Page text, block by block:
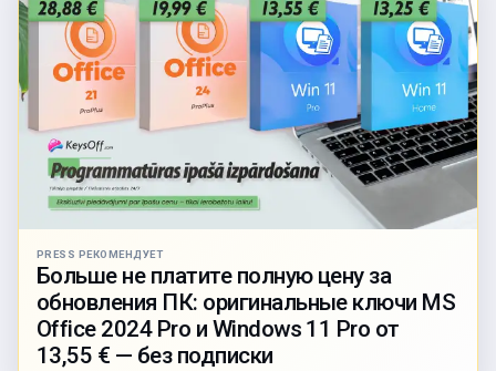
PRESS РЕКОМЕНДУЕТ
Больше не платите полную цену за
обновления ПК: оригинальные ключи MS
Office 2024 Pro и Windows 11 Pro от
13,55 € — без подписки